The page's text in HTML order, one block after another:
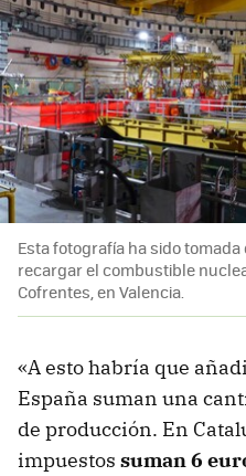
Esta fotografía ha sido
recargar el combustible
Cofrentes, en Valencia.
«A esto habría que
España suman una
de producción. En
impuestos suman 6